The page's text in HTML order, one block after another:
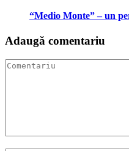
“Medio Monte” – un
Adaugă comentariu